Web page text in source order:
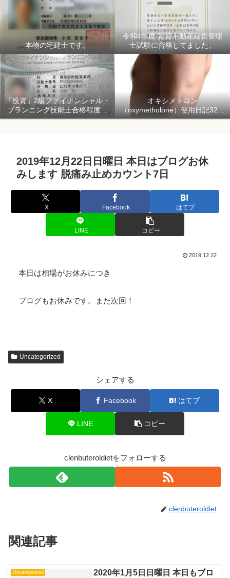
本物の宅建士です。
令和4年度 賃貸不動産経営管理
士試験に合格してました。
「投資」2級ファイナンシャル・
プランニング技能士合格程度で
ようやく初心者「資産形成」
オキシメトロン
（oxymetholone）使用日記32日
目「骨格筋量増量開始150日目」
2019年12月22日日曜日 本日はブログお休
みします 脱痛み止めカウント7日
X Facebook はてブ
LINE コピー
2019.12.22
本日は相場がお休みにつき
ブログもお休みです。また次回！
Uncategorized
シェアする
X Facebook はてブ
LINE コピー
clenbuteroldietをフォローする
clenbuteroldiet
関連記事
Uncategorized
2020年1月5日日曜日 本日もブロ